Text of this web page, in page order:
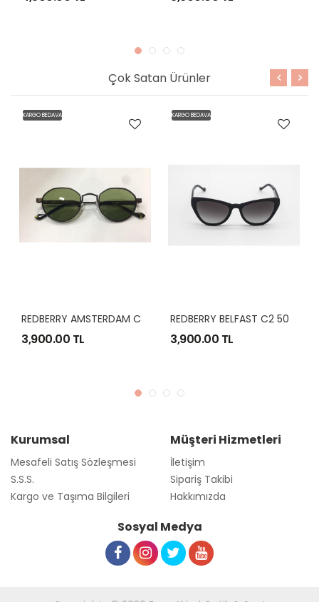
Çok Satan Ürünler
KARGO BEDAVA
3,900.00 TL
KARGO BEDAVA
3,900.00 TL
Kurumsal
Mesafeli Satış Sözleşmesi
S.S.S.
Kargo ve Taşıma Bilgileri
Müşteri Hizmetleri
İletişim
Sipariş Takibi
Hakkımızda
Sosyal Medya